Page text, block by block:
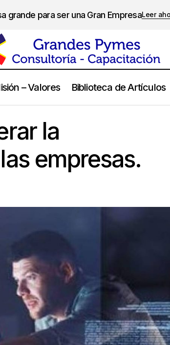
grande para ser una Gran EmpresaLeer
– Valores Biblioteca de Artículos
de acelerar la transformación en las
la
empresas.